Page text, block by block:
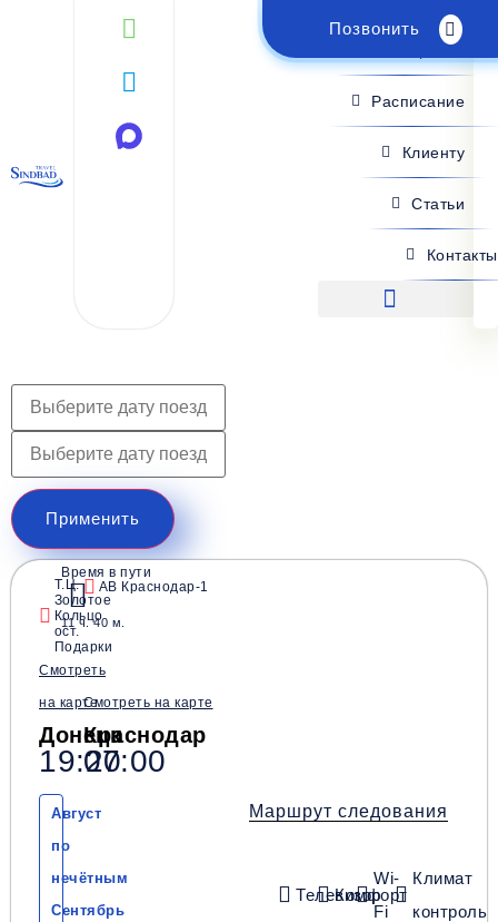
Позвонить
Поиск рейса
Расписание
Клиенту
Статьи
Контакты
Применить
Т.Ц.
Золотое
Кольцо
ост.
Подарки
Смотреть
на карте
Донецк
19:20
Время в пути
11 ч. 40 м.
АВ Краснодар-1
Смотреть на карте
Краснодар
07:00
Август
по
нечётным
Сентябрь
Телевизор
Комфорт
Wi-
Fi
Климат
контроль
Маршрут следования